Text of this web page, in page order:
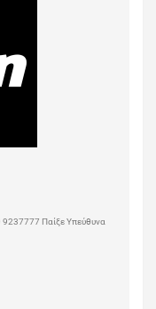
Παίξε Υπεύθυνα